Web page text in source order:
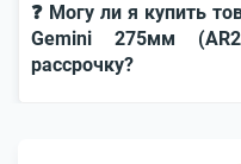
❓ Могу ли я купить
Gemini 275мм
рассрочку?